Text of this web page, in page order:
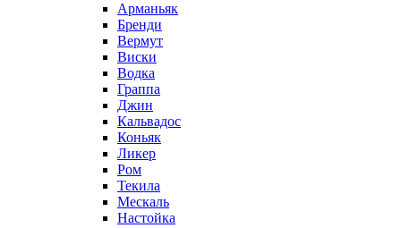
Арманьяк
Бренди
Вермут
Виски
Водка
Граппа
Джин
Кальвадос
Коньяк
Ликер
Ром
Текила
Мескаль
Настойка